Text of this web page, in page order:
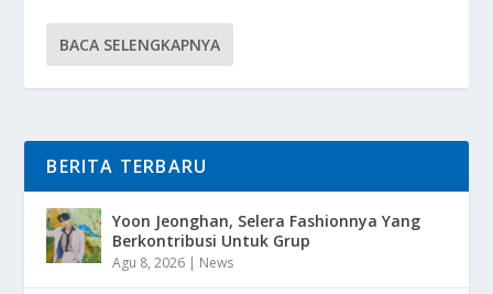
BACA SELENGKAPNYA
BERITA TERBARU
Yoon Jeonghan, Selera Fashionnya Yang
Berkontribusi Untuk Grup
Agu 8, 2026 | News